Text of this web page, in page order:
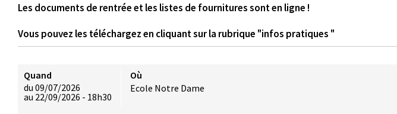
Les documents de rentrée et les listes de fournitures sont en ligne !
Vous pouvez les téléchargez en cliquant sur la rubrique "infos pratiques "
Quand
du 09/07/2026
au 22/09/2026 - 18h30
Où
Ecole Notre Dame